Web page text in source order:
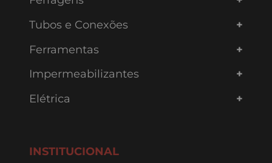
Tubos e Conexões
Ferramentas
Impermeabilizantes
Elétrica
INSTITUCIONAL